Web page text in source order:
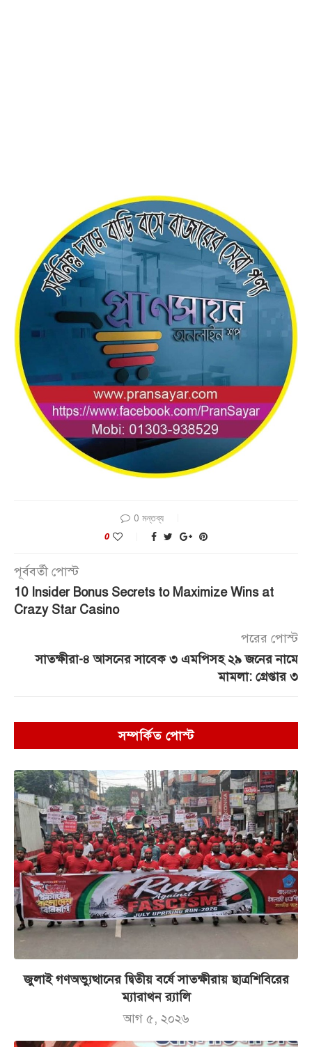
0 মন্তব্য
0
পূর্ববর্তী পোস্ট
10 Insider Bonus Secrets to Maximize Wins at
Crazy Star Casino
পরের পোস্ট
সাতক্ষীরা-৪ আসনের সাবেক ৩ এমপিসহ ২৯ জনের নামে
মামলা: গ্রেপ্তার ৩
সম্পর্কিত পোস্ট
জুলাই গণঅভ্যুত্থানের দ্বিতীয় বর্ষে সাতক্ষীরায় ছাত্রশিবিরের
ম্যারাথন র‌্যালি
আগ ৫, ২০২৬